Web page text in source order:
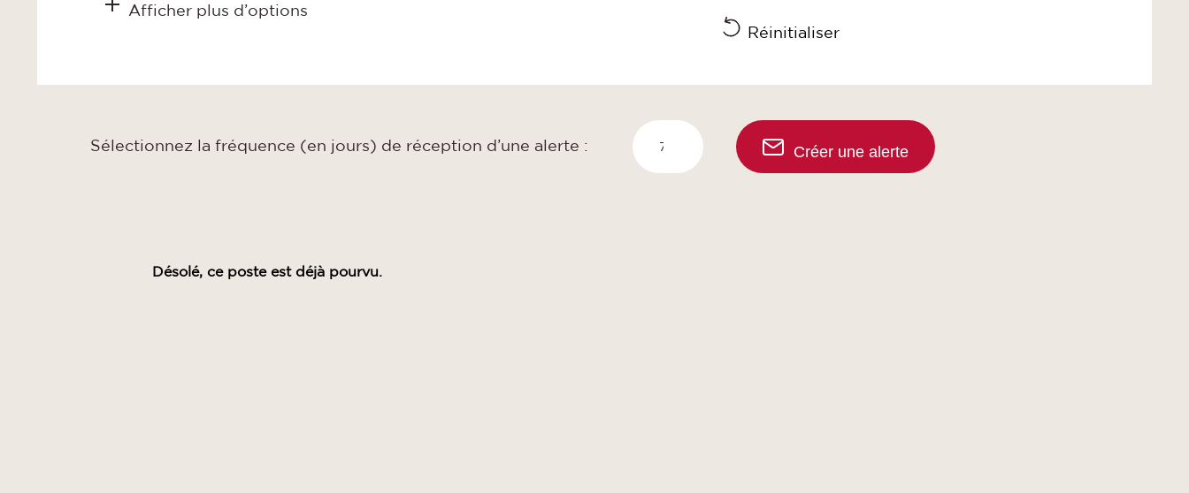
Afficher plus d’options
Réinitialiser
Sélectionnez la fréquence (en jours) de réception d’une alerte : Créer une alerte
Désolé, ce poste est déjà pourvu.